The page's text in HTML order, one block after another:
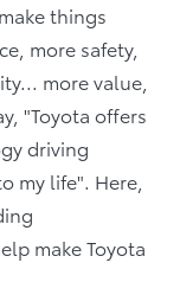
things
more safety,
more value,
"Toyota offers
driving
my life". Here,
make Toyota